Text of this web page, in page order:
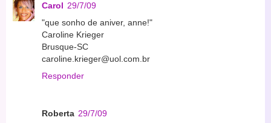
Carol 29/7/09
"que sonho de aniver, anne!"
Caroline Krieger
Brusque-SC
caroline.krieger@uol.com.br
Responder
Roberta 29/7/09